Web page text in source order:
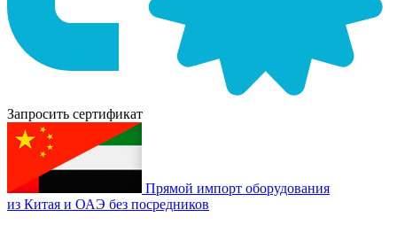
Запросить сертификат
Прямой импорт оборудования
из Китая и ОАЭ без посредников